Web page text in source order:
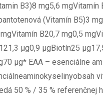
B3)8 mg5,6 mgVitamín
(Vitamín B5)3
B20,7 mg0,5
µg0,9 µgBiotín25
µg* EAA – esenciálne
50 % / 35 % referenčnej